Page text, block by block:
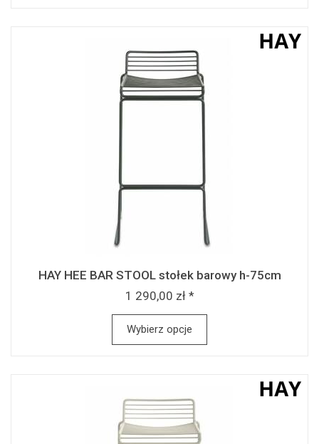
HAY HEE BAR STOOL stołek barowy h-75cm
1 290,00 zł *
Wybierz opcje